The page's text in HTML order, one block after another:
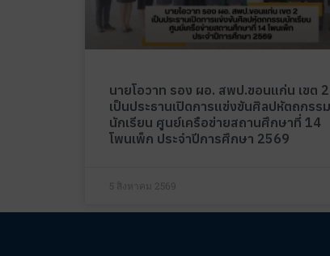
นายโอวาท รอง ผอ. สพป.ขอนแก่น เขต 2
เป็นประธานเปิดการแข่งขันศิลปหัตถกรรม
นักเรียน ศูนย์เครือข่ายสถานศึกษาที่ 14
โพนเพ็ก ประจำปีการศึกษา 2569
5 สิงหาคม 2569